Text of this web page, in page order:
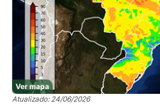
Ver mapa
Atualizado: 24/06/2026